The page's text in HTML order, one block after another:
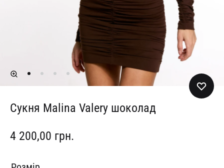
Сукня Malina Valery шоколад
4 200,00 грн.